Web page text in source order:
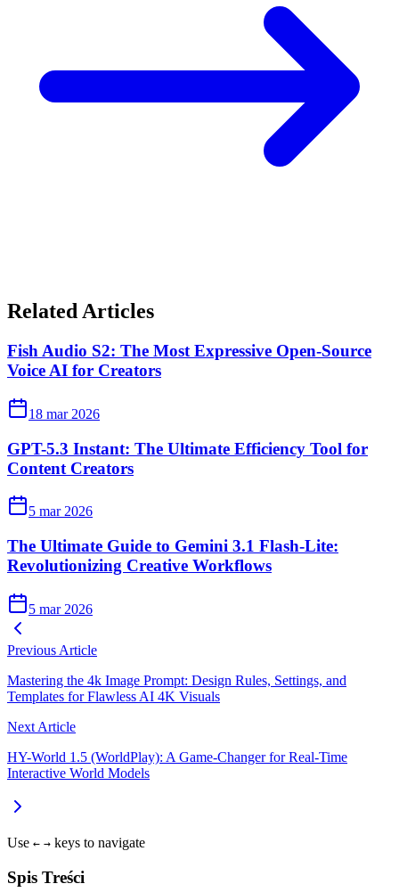
Related Articles
Fish Audio S2: The Most Expressive Open-Source
Voice AI for Creators
18 mar 2026
GPT-5.3 Instant: The Ultimate Efficiency Tool for
Content Creators
5 mar 2026
The Ultimate Guide to Gemini 3.1 Flash-Lite:
Revolutionizing Creative Workflows
5 mar 2026
Previous Article
Mastering the 4k Image Prompt: Design Rules, Settings, and
Templates for Flawless AI 4K Visuals
Next Article
HY-World 1.5 (WorldPlay): A Game-Changer for Real-Time
Interactive World Models
Use ← → keys to navigate
Spis Treści